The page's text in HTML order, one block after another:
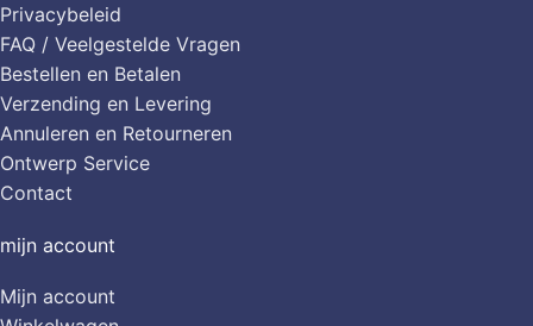
Privacybeleid
FAQ / Veelgestelde Vragen
Bestellen en Betalen
Verzending en Levering
Annuleren en Retourneren
Ontwerp Service
Contact
mijn account
Mijn account